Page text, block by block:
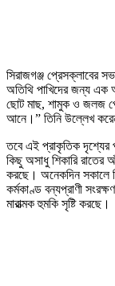
সিরাজগঞ্জ প্রেসক্লাবের
অতিথি পাখিদের জন্য এক
ছোট মাছ, শামুক ও জলজ
আনে।” তিনি উল্লেখ করেন,
তবে এই প্রাকৃতিক দৃশ্যের
কিছু অসাধু শিকারি রাতের
করছে। অনেকদিন সকালে
কর্মকাণ্ড বন্যপ্রাণী
মারাত্মক হুমকি সৃষ্টি করছে।